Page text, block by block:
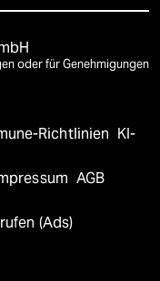
oder für Genehmigungen
Richtlinien KI-
AGB
(Ads)